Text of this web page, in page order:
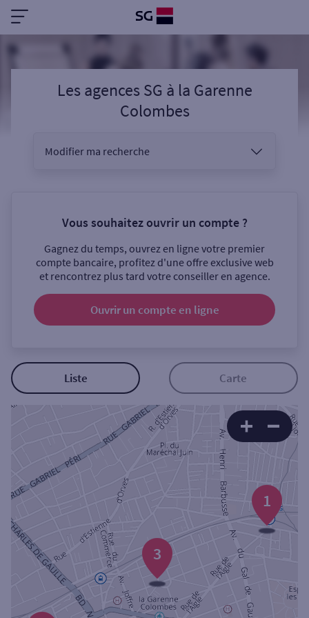
Les agences SG à la Garenne
Colombes
Modifier ma recherche
Sélectionnez votre recherche
Ouverte le samedi
Coffre-fort
Autour de moi
ou
Ville / Code postal
Rechercher
Vous souhaitez ouvrir un compte ?
Gagnez du temps, ouvrez en ligne votre premier
compte bancaire, profitez d'une offre exclusive web
et rencontrez plus tard votre conseiller en agence.
Ouvrir un compte en ligne
Liste Carte
3
1